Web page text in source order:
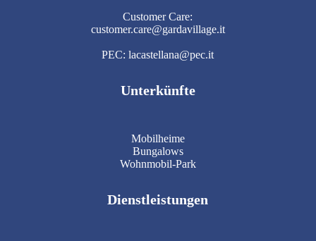
Customer Care:
customer.care@gardavillage.it
PEC: lacastellana@pec.it
Unterkünfte
Mobilheime
Bungalows
Wohnmobil-Park
Dienstleistungen